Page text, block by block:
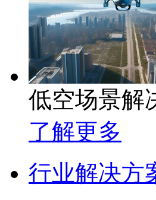
低空场景解
了解更多
行业解决方